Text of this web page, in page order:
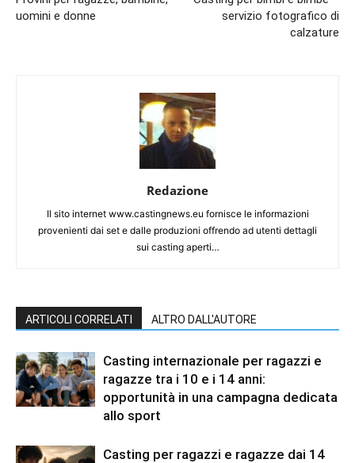
uomini e donne
servizio fotografico di
calzature
Redazione
Il sito internet www.castingnews.eu fornisce le informazioni
provenienti dai set e dalle produzioni offrendo ad utenti dettagli
sui casting aperti…
ARTICOLI CORRELATI ALTRO DALL'AUTORE
Casting internazionale per ragazzi e
ragazze tra i 10 e i 14 anni:
opportunità in una campagna dedicata
allo sport
Casting per ragazzi e ragazze dai 14